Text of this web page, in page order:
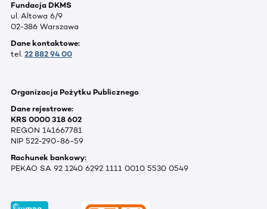
Fundacja DKMS
ul. Altowa 6/9
02-386 Warszawa
Dane kontaktowe:
tel. 22 882 94 00
Organizacja Pożytku Publicznego
Dane rejestrowe:
KRS 0000 318 602
REGON 141667781
NIP 522-290-86-59
Rachunek bankowy:
PEKAO SA 92 1240 6292 1111 0010 5530 0549